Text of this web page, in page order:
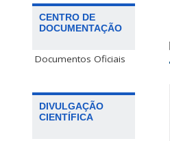
CENTRO DE
DOCUMENTAÇÃO
Documentos Oficiais
DIVULGAÇÃO
CIENTÍFICA